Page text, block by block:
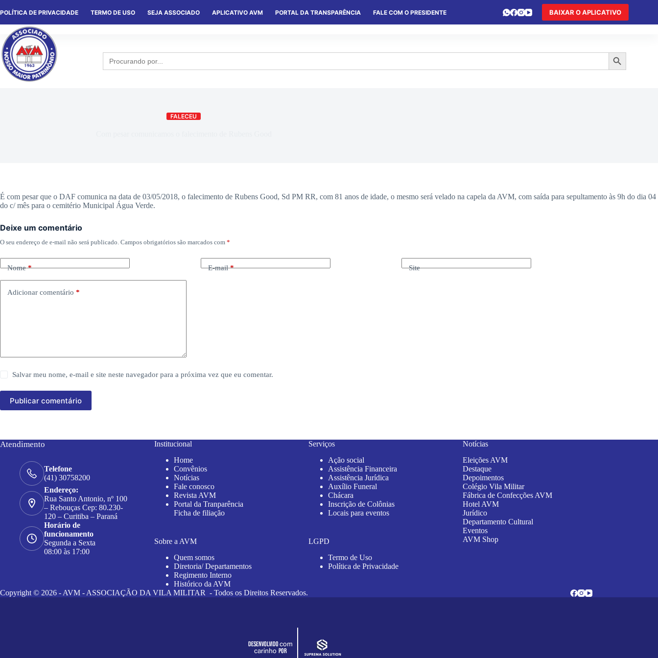
POLÍTICA DE PRIVACIDADE TERMO DE USO SEJA ASSOCIADO APLICATIVO AVM PORTAL DA TRANSPARÊNCIA FALE COM O PRESIDENTE BAIXAR O APLICATIVO
Search
for: Search Button
FALECEU
É com pesar que o DAF comunica na data de 03/05/2018, o falecimento de Rubens Good, Sd PM RR, com 81 anos de idade, o mesmo será velado na capela da AVM, com saída para sepultamento às 9h do dia 04
do c/ mês para o cemitério Municipal Água Verde.
Deixe um comentário
O seu endereço de e-mail não será publicado. Campos obrigatórios são marcados com *
Nome* E-mail* Site
Adicionar comentário *
Salvar meu nome, e-mail e site neste navegador para a próxima vez que eu comentar.
Publicar comentário
Atendimento
Telefone
(41) 30758200
Endereço:
Rua Santo Antonio, nº 100
– Rebouças Cep: 80.230-
120 – Curitiba – Paraná
Horário de
funcionamento
Segunda a Sexta
08:00 às 17:00
Institucional
Home
Convênios
Notícias
Fale conosco
Revista AVM
Portal da Tranparência
Ficha de filiação
Sobre a AVM
Quem somos
Diretoria/ Departamentos
Regimento Interno
Histórico da AVM
Serviços
Ação social
Assistência Financeira
Assistência Jurídica
Auxílio Funeral
Chácara
Inscrição de Colônias
Locais para eventos
LGPD
Termo de Uso
Política de Privacidade
Notícias
Eleições AVM
Destaque
Depoimentos
Colégio Vila Militar
Fábrica de Confecções AVM
Hotel AVM
Jurídico
Departamento Cultural
Eventos
AVM Shop
Copyright © 2026 - AVM - ASSOCIAÇÃO DA VILA MILITAR - Todos os Direitos Reservados.